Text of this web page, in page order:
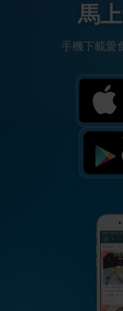
馬
手機下載愛